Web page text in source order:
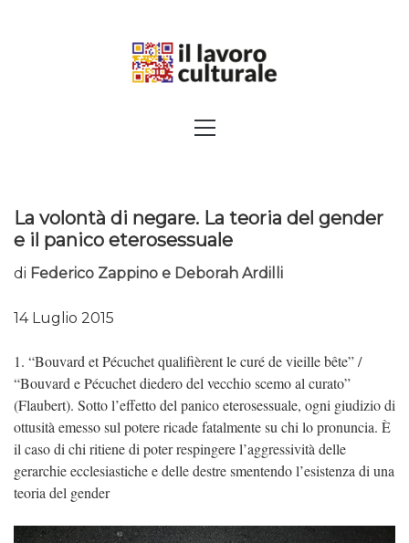
SAPERI, AFFACCIARSI SUL
Menu
La volontà di negare. La teoria del gender
e il panico eterosessuale
di Federico Zappino e Deborah Ardilli
14 Luglio 2015
1. “Bouvard et Pécuchet qualifièrent le curé de vieille bête” /
“Bouvard e Pécuchet diedero del vecchio scemo al curato”
(Flaubert). Sotto l’effetto del panico eterosessuale, ogni giudizio di
ottusità emesso sul potere ricade fatalmente su chi lo pronuncia. È
il caso di chi ritiene di poter respingere l’aggressività delle
gerarchie ecclesiastiche e delle destre smentendo l’esistenza di una
teoria del gender